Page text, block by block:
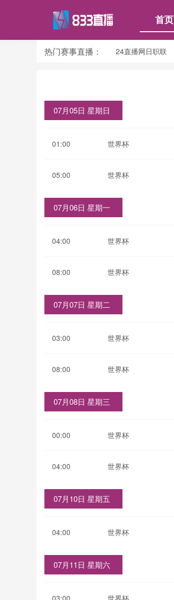
首页
热门赛事直播： 24直播网日职联
07月05日 星期日
01:00 世界杯
05:00 世界杯
07月06日 星期一
04:00 世界杯
08:00 世界杯
07月07日 星期二
03:00 世界杯
08:00 世界杯
07月08日 星期三
00:00 世界杯
04:00 世界杯
07月10日 星期五
04:00 世界杯
07月11日 星期六
03:00 世界杯